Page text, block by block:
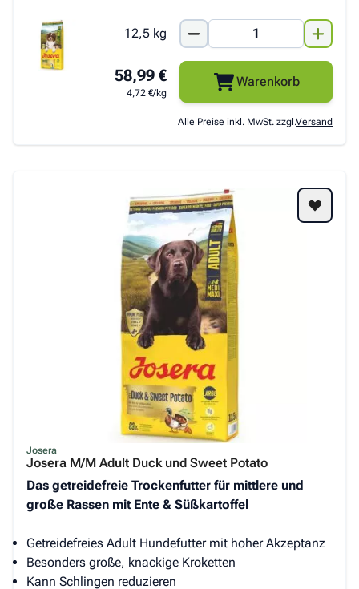
12,5 kg
58,99 €
4,72 €/kg
Warenkorb
Alle Preise inkl. MwSt. zzgl.Versand
Josera
Josera M/M Adult Duck und Sweet Potato
Das getreidefreie Trockenfutter für mittlere und
große Rassen mit Ente & Süßkartoffel
Getreidefreies Adult Hundefutter mit hoher Akzeptanz
Besonders große, knackige Kroketten
Kann Schlingen reduzieren